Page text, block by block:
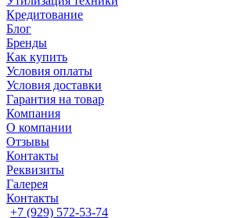
Кредитование
Блог
Бренды
Как купить
Условия оплаты
Условия доставки
Гарантия на товар
Компания
О компании
Отзывы
Контакты
Реквизиты
Галерея
Контакты
+7 (929) 572-53-74